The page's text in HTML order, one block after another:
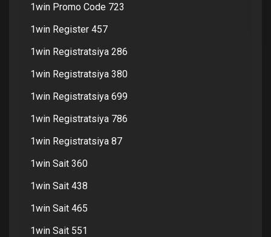
1win Promo Code 723
1win Register 457
1win Registratsiya 286
1win Registratsiya 380
1win Registratsiya 699
1win Registratsiya 786
1win Registratsiya 87
1win Sait 360
1win Sait 438
1win Sait 465
1win Sait 551